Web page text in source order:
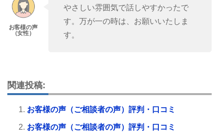
やさしい雰囲気で話しやすかったで
す。万が一の時は、お願いいたしま
す。
関連投稿:
お客様の声（ご相談者の声）評判・口コミ
お客様の声（ご相談者の声）評判・口コミ